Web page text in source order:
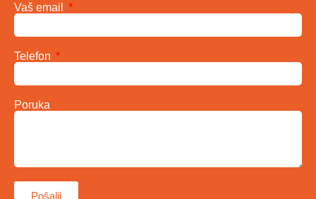
Vaš email
Telefon
Poruka
Pošalji